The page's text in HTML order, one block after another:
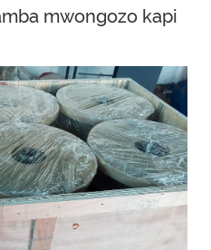
mwongozo kapi